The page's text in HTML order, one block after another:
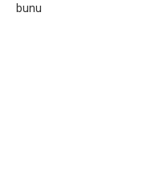
bunu